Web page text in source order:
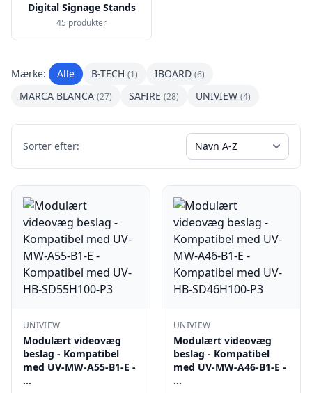
Digital Signage Stands
45 produkter
Mærke: Alle B-TECH (1) IBOARD (6)
MARCA BLANCA (27) SAFIRE (28) UNIVIEW (4)
Sorter efter:
UNIVIEW
Modulært videovæg
beslag - Kompatibel
med UV-MW-A55-B1-E -
…
UNIVIEW
Modulært videovæg
beslag - Kompatibel
med UV-MW-A46-B1-E -
…